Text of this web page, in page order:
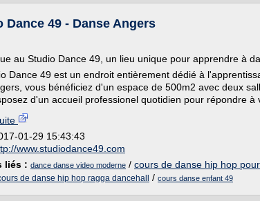
Dance 49 - Danse Angers
au Studio Dance 49, un lieu unique pour apprendre à
Dance 49 est un endroit entièrement dédié à
vous bénéficiez d'un espace de 500m2 avec deux
d'un accueil professionel quotidien pour répondre à
01-29 15:43:43
www.studiodance49.com
liés : dance danse video moderne / cours de danse hip hop
de danse hip hop ragga dancehall / cours danse enfant 49